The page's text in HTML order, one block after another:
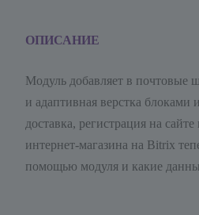
ОПИСАНИЕ
Модуль добавляет в почтовые
и адаптивная верстка
доставка, регистрация на
интернет-магазина на Bitrix
помощью модуля и какие